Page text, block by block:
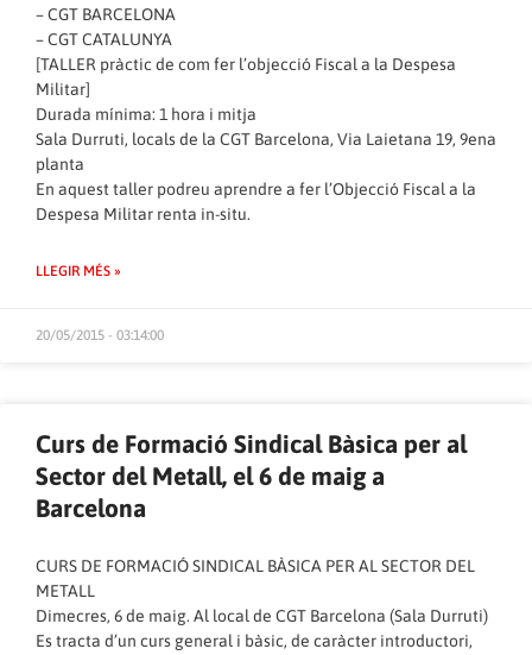
– CGT BARCELONA
– CGT CATALUNYA
[TALLER pràctic de com fer l’objecció Fiscal a la Despesa
Militar]
Durada mínima: 1 hora i mitja
Sala Durruti, locals de la CGT Barcelona, Via Laietana 19, 9ena
planta
En aquest taller podreu aprendre a fer l’Objecció Fiscal a la
Despesa Militar renta in-situ.
LLEGIR MÉS »
20/05/2015 - 03:14:00
Curs de Formació Sindical Bàsica per al
Sector del Metall, el 6 de maig a
Barcelona
CURS DE FORMACIÓ SINDICAL BÀSICA PER AL SECTOR DEL
METALL
Dimecres, 6 de maig. Al local de CGT Barcelona (Sala Durruti)
Es tracta d’un curs general i bàsic, de caràcter introductori,